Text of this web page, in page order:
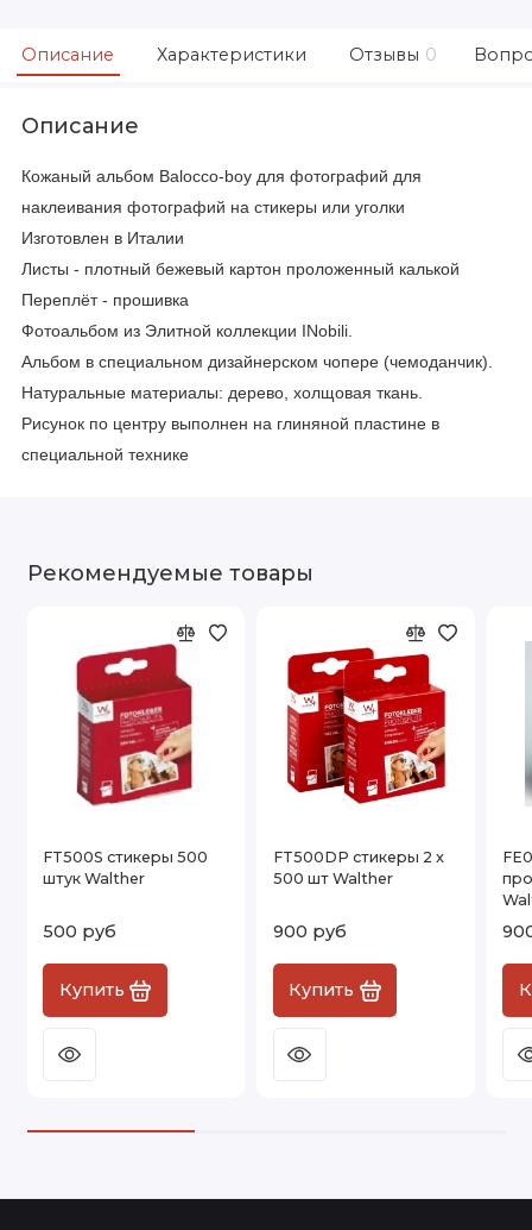
Описание Характеристики Отзывы 0
Описание
Кожаный альбом Balocco-boy для фотографий для
наклеивания фотографий на стикеры или уголки
Изготовлен в Италии
Листы - плотный бежевый картон проложенный калькой
Переплёт - прошивка
Фотоальбом из Элитной коллекции INobili.
Альбом в специальном дизайнерском чопере (чемоданчик).
Натуральные материалы: дерево, холщовая ткань.
Рисунок по центру выполнен на глиняной пластине в
специальной технике
Рекомендуемые товары
FT500S стикеры 500
штук Walther
500 руб
Купить
FT500DP стикеры 2 x
500 шт Walther
900 руб
Купить